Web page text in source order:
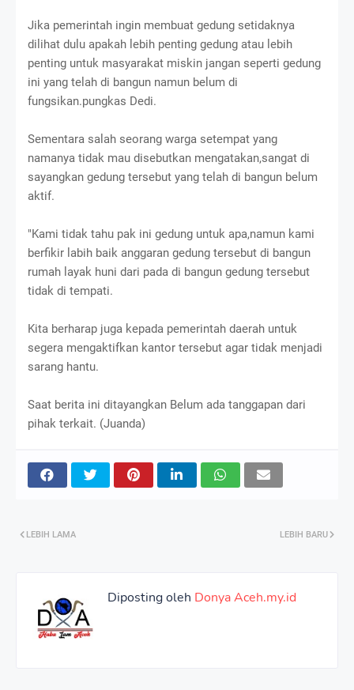
Jika pemerintah ingin membuat gedung setidaknya
dilihat dulu apakah lebih penting gedung atau lebih
penting untuk masyarakat miskin jangan seperti gedung
ini yang telah di bangun namun belum di
fungsikan.pungkas Dedi.
Sementara salah seorang warga setempat yang
namanya tidak mau disebutkan mengatakan,sangat di
sayangkan gedung tersebut yang telah di bangun belum
aktif.
"Kami tidak tahu pak ini gedung untuk apa,namun kami
berfikir labih baik anggaran gedung tersebut di bangun
rumah layak huni dari pada di bangun gedung tersebut
tidak di tempati.
Kita berharap juga kepada pemerintah daerah untuk
segera mengaktifkan kantor tersebut agar tidak menjadi
sarang hantu.
Saat berita ini ditayangkan Belum ada tanggapan dari
pihak terkait. (Juanda)
LEBIH BARU
LEBIH LAMA
Diposting oleh Donya Aceh.my.id